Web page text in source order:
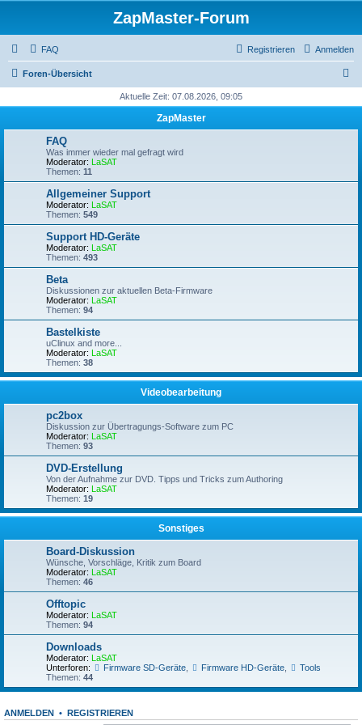
ZapMaster-Forum
FAQ Anmelden
Registrieren
Foren-Übersicht
h
Aktuelle Zeit: 07.08.2026, 09:05
ZapMaster
FAQ
Was immer wieder mal gefragt wird
Moderator: LaSAT
Themen: 11
Allgemeiner Support
Moderator: LaSAT
Themen: 549
Support HD-Geräte
Moderator: LaSAT
Themen: 493
Beta
Diskussionen zur aktuellen Beta-Firmware
Moderator: LaSAT
Themen: 94
Bastelkiste
uClinux and more...
Moderator: LaSAT
Themen: 38
Videobearbeitung
pc2box
Diskussion zur Übertragungs-Software zum PC
Moderator: LaSAT
Themen: 93
DVD-Erstellung
Von der Aufnahme zur DVD. Tipps und Tricks zum Authoring
Moderator: LaSAT
Themen: 19
Sonstiges
Board-Diskussion
Wünsche, Vorschläge, Kritik zum Board
Moderator: LaSAT
Themen: 46
Offtopic
Moderator: LaSAT
Themen: 94
Downloads
Moderator: LaSAT
Unterforen:
Firmware SD-Geräte, Firmware HD-Geräte,
Tools
Themen: 44
ANMELDEN • REGISTRIEREN